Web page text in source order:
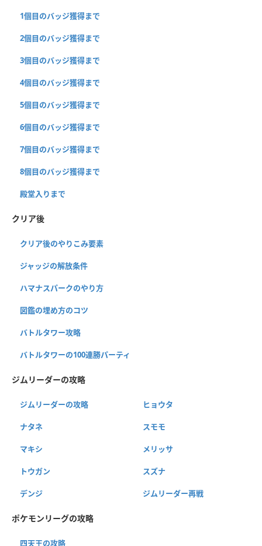
1個目のバッジ獲得まで
2個目のバッジ獲得まで
3個目のバッジ獲得まで
4個目のバッジ獲得まで
5個目のバッジ獲得まで
6個目のバッジ獲得まで
7個目のバッジ獲得まで
8個目のバッジ獲得まで
殿堂入りまで
クリア後
クリア後のやりこみ要素
ジャッジの解放条件
ハマナスパークのやり方
図鑑の埋め方のコツ
バトルタワー攻略
バトルタワーの100連勝パーティ
ジムリーダーの攻略
ジムリーダーの攻略 ヒョウタ
ナタネ スモモ
マキシ メリッサ
トウガン スズナ
デンジ ジムリーダー再戦
ポケモンリーグの攻略
四天王の攻略